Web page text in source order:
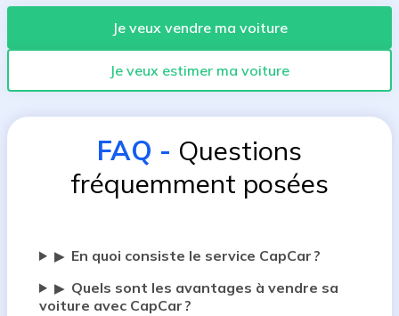
Je veux vendre ma voiture
Je veux estimer ma voiture
FAQ - Questions
fréquemment posées
▶ En quoi consiste le service CapCar ?
▶ Quels sont les avantages à vendre sa
voiture avec CapCar ?